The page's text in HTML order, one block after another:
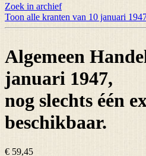
Zoek in archief
Toon alle kranten van 10 januari
Algemeen
januari 1947,
nog slechts één
beschikbaar.
€ 59,45